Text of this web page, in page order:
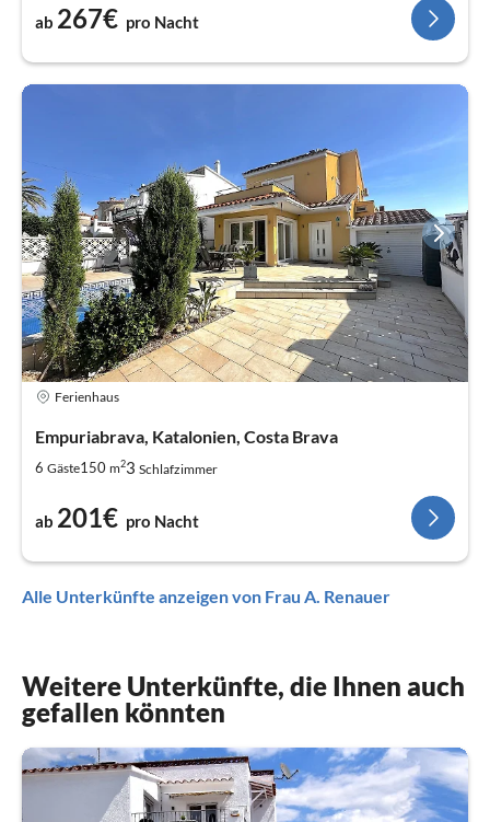
ab 267€ pro Nacht
Ferienhaus
Empuriabrava, Katalonien, Costa Brava
6 Gäste150 m23 Schlafzimmer
ab 201€ pro Nacht
Alle Unterkünfte anzeigen von Frau A. Renauer
Weitere Unterkünfte, die Ihnen auch
gefallen könnten